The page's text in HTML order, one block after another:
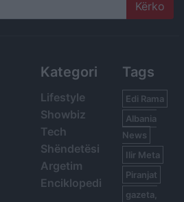
Kategori
Lifestyle
Showbiz
Tech
Shëndetësi
Argetim
Enciklopedi
Tags
Edi Rama
Albania
News
Ilir Meta
Piranjat
gazeta,